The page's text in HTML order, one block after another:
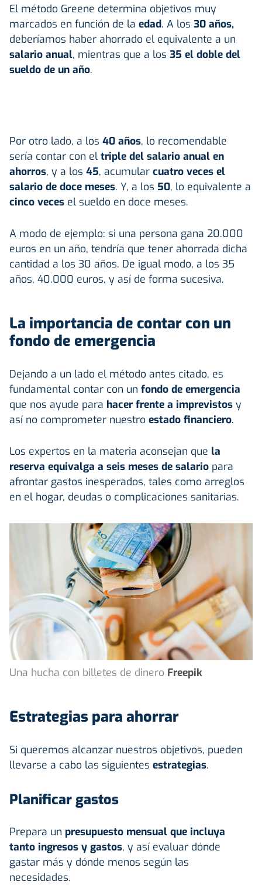
El método Greene determina objetivos muy
marcados en función de la edad. A los 30 años,
deberíamos haber ahorrado el equivalente a un
salario anual, mientras que a los 35 el doble del
sueldo de un año.
Por otro lado, a los 40 años, lo recomendable
sería contar con el triple del salario anual en
ahorros, y a los 45, acumular cuatro veces el
salario de doce meses. Y, a los 50, lo equivalente a
cinco veces el sueldo en doce meses.
A modo de ejemplo: si una persona gana 20.000
euros en un año, tendría que tener ahorrada dicha
cantidad a los 30 años. De igual modo, a los 35
años, 40.000 euros, y así de forma sucesiva.
La importancia de contar con un
fondo de emergencia
Dejando a un lado el método antes citado, es
fundamental contar con un fondo de emergencia
que nos ayude para hacer frente a imprevistos y
así no comprometer nuestro estado financiero.
Los expertos en la materia aconsejan que la
reserva equivalga a seis meses de salario para
afrontar gastos inesperados, tales como arreglos
en el hogar, deudas o complicaciones sanitarias.
Una hucha con billetes de dinero Freepik
Estrategias para ahorrar
Si queremos alcanzar nuestros objetivos, pueden
llevarse a cabo las siguientes estrategias.
Planificar gastos
Prepara un presupuesto mensual que incluya
tanto ingresos y gastos, y así evaluar dónde
gastar más y dónde menos según las
necesidades.